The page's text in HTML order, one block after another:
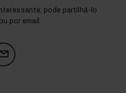
pode partilhá-lo
por email.